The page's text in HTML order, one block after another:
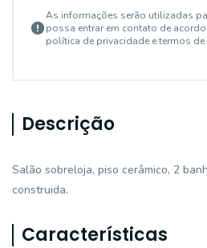
As informações serão utilizadas
possa entrar em contato de
política de privacidade e termos de
Descrição
Salão sobreloja, piso cerâmico, 2
construida.
Características